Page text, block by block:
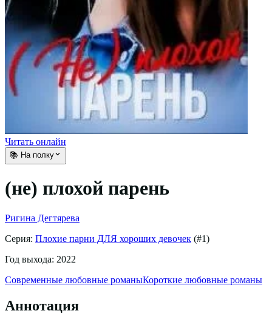
Читать онлайн
📚 На полку
(не) плохой парень
Ригина Дегтярева
Серия: Плохие парни ДЛЯ хороших девочек (#1)
Год выхода: 2022
Современные любовные романыКороткие любовные романы
Аннотация